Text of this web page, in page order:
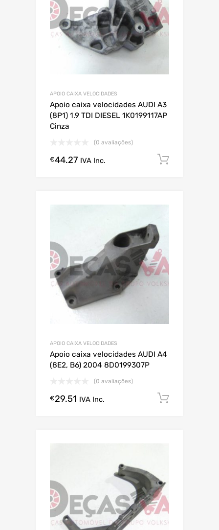
APOIO CAIXA VELOCIDADES
Apoio caixa velocidades AUDI A3
(8P1) 1.9 TDI DIESEL 1K0199117AP
Cinza
(0 avaliações)
€44.27 IVA Inc.
APOIO CAIXA VELOCIDADES
Apoio caixa velocidades AUDI A4
(8E2, B6) 2004 8D0199307P
(0 avaliações)
€29.51 IVA Inc.